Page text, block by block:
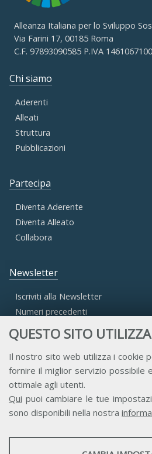
QUESTO SITO
Il nostro sito web utilizza i cookie
fornire il miglior servizio possibile
ottimale agli utenti.
Qui puoi cambiare le tue
sono disponibili nella nostra
STATISTICHE
Alleanza Italiana per lo Sviluppo
Via Farini 17, 00185 Roma
C.F. 97893090585 P.IVA
Chi siamo
Aderenti
Alleati
Struttura
Pubblicazioni
Partecipa
Diventa Aderente
Diventa Alleato
Collabora
Newsletter
Iscriviti alla Newsletter
Numeri precedenti
Accesso Aderenti
Accesso Consulta
Accesso Team